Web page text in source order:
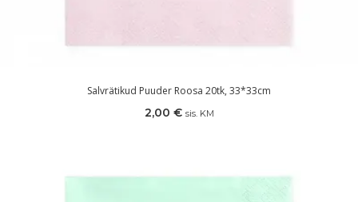
Salvrätikud Puuder Roosa 20tk, 33*33cm
2,00 € sis. KM